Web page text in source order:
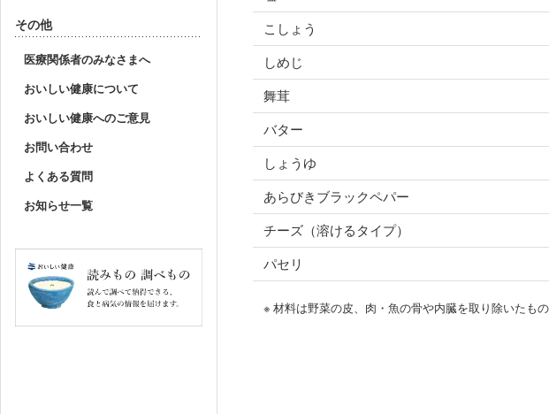
その他
医療関係者のみなさまへ
おいしい健康について
おいしい健康へのご意見
お問い合わせ
よくある質問
お知らせ一覧
こしょう
しめじ
舞茸
バター
しょうゆ
あらびきブラックペパー
チーズ（溶けるタイプ）
パセリ
※ 材料は野菜の皮、肉・魚の骨や内臓を取り除いたも